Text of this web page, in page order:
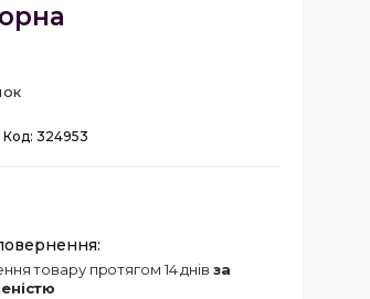
Код: 324953
товару протягом 14 днів за